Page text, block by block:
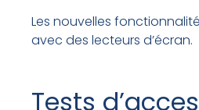
Les nouvelles
avec des lecteurs d’écran.
Tests